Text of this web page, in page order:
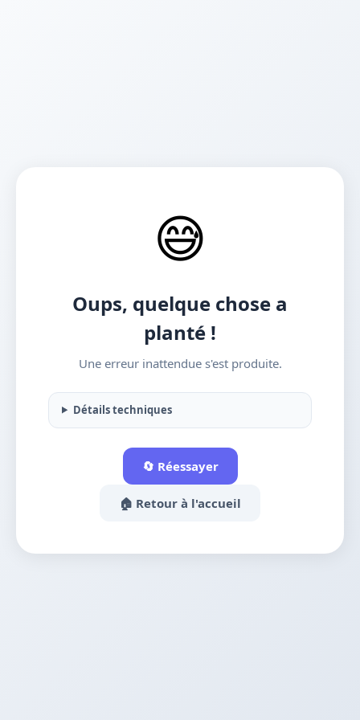
😅
Oups, quelque chose a
planté !
Une erreur inattendue s'est produite.
Détails techniques
🔄 Réessayer
🏠 Retour à l'accueil